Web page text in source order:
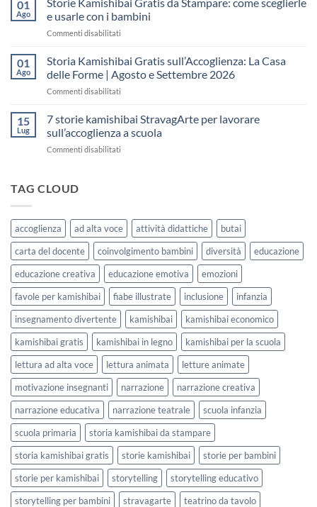
“fare
una
lezione
per
dell’Accoglienza:
Giorni
01
Ago
Storie Kamishibai Gratis da Stampare: come sceglierle
e usarle con i bambini
Commenti disabilitati
Kamishibai
da
sceglierle
01
Ago
Storia Kamishibai Gratis sull’Accoglienza: La Casa
delle Forme | Agosto e Settembre 2026
Commenti disabilitati
Kamishibai
sull’Accoglienza:
Settembre
2026
15
Lug
7 storie kamishibai StravagArte per lavorare
sull’accoglienza a scuola
Commenti disabilitati
lavorare
sull’accoglienza
a
scuola
TAG CLOUD
accoglienza ad alta voce attività didattiche
butai
carta del docente
coinvolgimento bambini diversità
educazione
educazione creativa
educazione emotiva
emozioni
favole per kamishibai
fiabe illustrate inclusione
infanzia
insegnamento divertente
kamishibai
kamishibai economico
kamishibai gratis
kamishibai in legno
kamishibai per la scuola
lettura ad alta voce
lettura animata
letture animate
motivazione insegnanti
narrazione
narrazione creativa
narrazione educativa
narrazione teatrale
scuola infanzia
scuola primaria
storia kamishibai da stampare
storia kamishibai gratis
storie kamishibai
storie per bambini
storie per kamishibai
storytelling
storytelling educativo
storytelling per bambini
stravagarte
teatrino da tavolo